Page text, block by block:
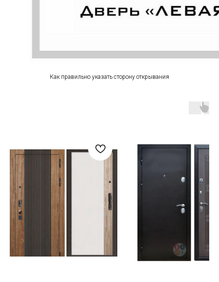
Как правильно указать сторону открывания